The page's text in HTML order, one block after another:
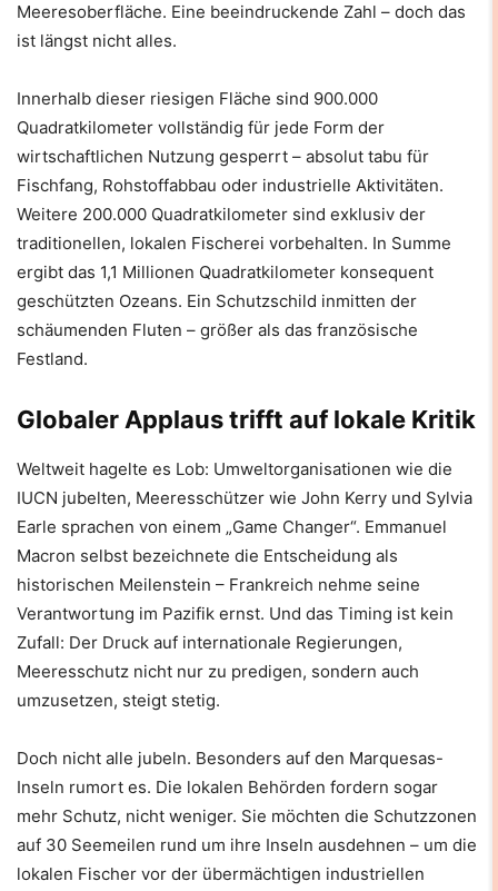
Meeresoberfläche. Eine beeindruckende Zahl – doch das
ist längst nicht alles.
Innerhalb dieser riesigen Fläche sind 900.000
Quadratkilometer vollständig für jede Form der
wirtschaftlichen Nutzung gesperrt – absolut tabu für
Fischfang, Rohstoffabbau oder industrielle Aktivitäten.
Weitere 200.000 Quadratkilometer sind exklusiv der
traditionellen, lokalen Fischerei vorbehalten. In Summe
ergibt das 1,1 Millionen Quadratkilometer konsequent
geschützten Ozeans. Ein Schutzschild inmitten der
schäumenden Fluten – größer als das französische
Festland.
Globaler Applaus trifft auf lokale Kritik
Weltweit hagelte es Lob: Umweltorganisationen wie die
IUCN jubelten, Meeresschützer wie John Kerry und Sylvia
Earle sprachen von einem „Game Changer“. Emmanuel
Macron selbst bezeichnete die Entscheidung als
historischen Meilenstein – Frankreich nehme seine
Verantwortung im Pazifik ernst. Und das Timing ist kein
Zufall: Der Druck auf internationale Regierungen,
Meeresschutz nicht nur zu predigen, sondern auch
umzusetzen, steigt stetig.
Doch nicht alle jubeln. Besonders auf den Marquesas-
Inseln rumort es. Die lokalen Behörden fordern sogar
mehr Schutz, nicht weniger. Sie möchten die Schutzzonen
auf 30 Seemeilen rund um ihre Inseln ausdehnen – um die
lokalen Fischer vor der übermächtigen industriellen